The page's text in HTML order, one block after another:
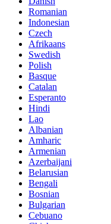
Romanian
Indonesian
Czech
Afrikaans
Swedish
Polish
Basque
Catalan
Esperanto
Hindi
Lao
Albanian
Amharic
Armenian
Azerbaijani
Belarusian
Bengali
Bosnian
Bulgarian
Cebuano